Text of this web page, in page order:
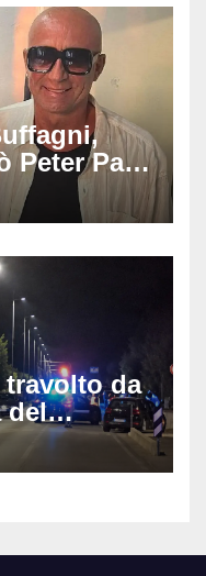
Peter Pan
59
da
del
a